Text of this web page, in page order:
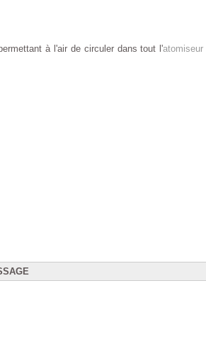
à l'air de circuler dans tout l'atomiseur